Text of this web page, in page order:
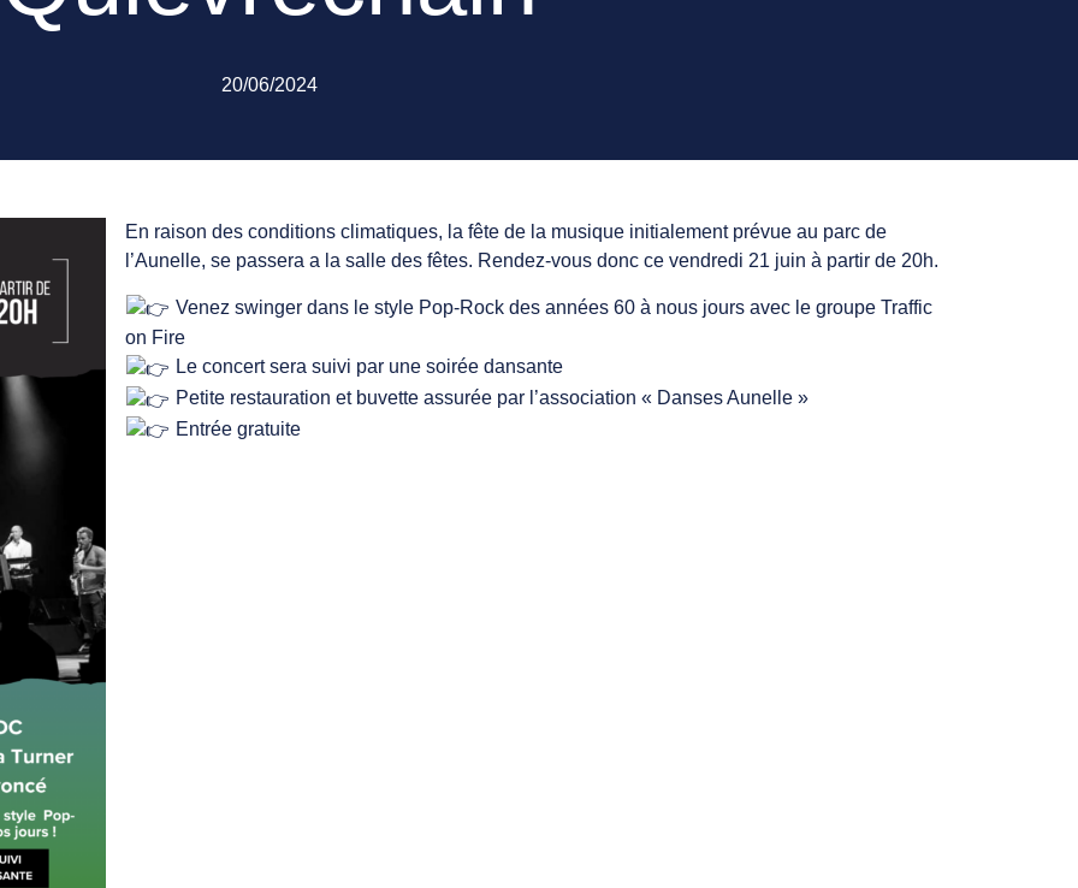
20/06/2024
En raison des conditions climatiques, la fête de la musique initialement prévue au parc de
l’Aunelle, se passera a la salle des fêtes. Rendez-vous donc ce vendredi 21 juin à partir de 20h.
Venez swinger dans le style Pop-Rock des années 60 à nous jours avec le groupe Traffic
on Fire
Le concert sera suivi par une soirée dansante
Petite restauration et buvette assurée par l’association « Danses Aunelle »
Entrée gratuite